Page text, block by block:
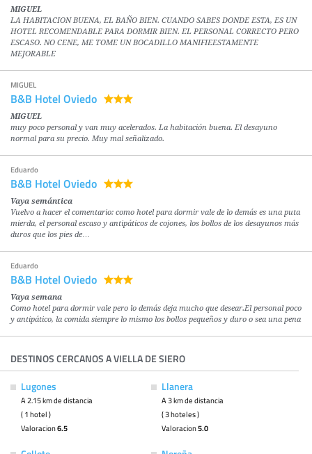
MIGUEL
LA HABITACION BUENA, EL BAÑO BIEN. CUANDO SABES DONDE ESTA, ES UN
HOTEL RECOMENDABLE PARA DORMIR BIEN. EL PERSONAL CORRECTO PERO
ESCASO. NO CENE, ME TOME UN BOCADILLO MANIFIEESTAMENTE
MEJORABLE
MIGUEL
B&B Hotel Oviedo
MIGUEL
muy poco personal y van muy acelerados. La habitación buena. El desayuno
normal para su precio. Muy mal señalizado.
Eduardo
B&B Hotel Oviedo
Vaya semántica
Vuelvo a hacer el comentario: como hotel para dormir vale de lo demás es una puta
mierda, el personal escaso y antipáticos de cojones, los bollos de los desayunos más
duros que los pies de…
Eduardo
B&B Hotel Oviedo
Vaya semana
Como hotel para dormir vale pero lo demás deja mucho que desear.El personal poco
y antipático, la comida siempre lo mismo los bollos pequeños y duro o sea una pena
DESTINOS CERCANOS A VIELLA DE SIERO
Lugones
A 2.15 km de distancia
( 1 hotel )
Valoracion6.5
Llanera
A 3 km de distancia
( 3 hoteles )
Valoracion5.0